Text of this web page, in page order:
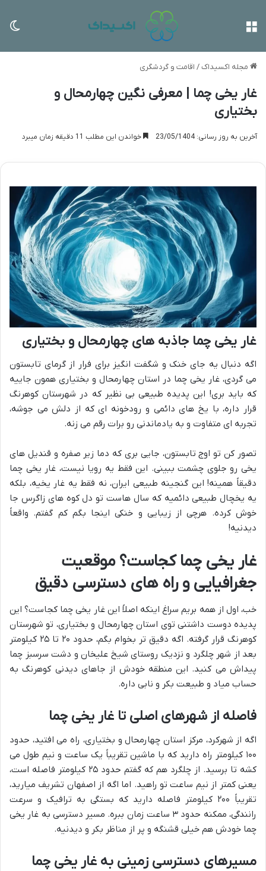
مجله اکسیداک/ اقامت و گردشگری
غار یخی چما | معرفی نگین چهارمحال و
بختیاری
آخرین به روز رسانی: 23/05/1404 خواندن این مطلب 11 دقیقه زمان میبرد
غار یخی چما جاذبه های چهارمحال و بختیاری
اگه دنبال یه جای خنک و شگفت انگیز برای فرار از گرمای تابستون
می گردی، غار یخی چما در استان چهارمحال و بختیاری همون جاییه
که باید بری! این پدیده طبیعی بی نظیر که در شهرستان کوهرنگ
قرار داره، با یخ های دائمی و رودخونه ای که از دلش می جوشه،
تجربه ای متفاوت و به یادماندنی رو برات رقم می زنه.
تصور کن تو اوج تابستون، جایی بری که دما زیر صفره و قندیل های
یخی رو جلوی چشمت ببینی. این فقط یه رویا نیست، غار یخی چما
دقیقاً همینه! این گنجینه طبیعی ایران، نه فقط یه غار یخیه، بلکه
یه یخچال طبیعی دائمیه که سال هاست تو دل کوه های زاگرس جا
خوش کرده. هرچی از زیبایی و خنکی اینجا بگم کم گفتم. واقعاً
دیدنیه!
غار یخی چما کجاست؟ موقعیت
جغرافیایی و راه های دسترسی دقیق
خب، اول از همه بریم سراغ اینکه اصلاً این غار یخی چما کجاست؟ این
پدیده دوست داشتنی توی استان چهارمحال و بختیاری، تو شهرستان
کوهرنگ قرار گرفته. اگه دقیق تر بخوام بگم، حدود ۲۰ تا ۲۵ کیلومتر
بعد از شهر چلگرد و نزدیک روستای شیخ علیخان و دشت سرسبز چما
پیداش می کنید. این منطقه خودش از جاهای دیدنی کوهرنگ به
حساب میاد و طبیعت بکر و نابی داره.
فاصله از شهرهای اصلی تا غار یخی چما
اگه از شهرکرد، مرکز استان چهارمحال و بختیاری، راه می افتید، حدود
۱۰۰ کیلومتر راه دارید که با ماشین تقریباً یک ساعت و نیم طول می
کشه تا برسید. از چلگرد هم که گفتم حدود ۲۵ کیلومتر فاصله است،
یعنی کمتر از نیم ساعت تو راهید. اما اگه از اصفهان تشریف میارید،
تقریباً ۲۰۰ کیلومتر فاصله دارید که بستگی به ترافیک و سرعت
رانندگی، ممکنه حدود ۳ ساعت زمان ببره. مسیر دسترسی به غار یخی
چما خودش هم خیلی قشنگه و پر از مناظر بکر و دیدنیه.
مسیرهای دسترسی زمینی به غار یخی چما